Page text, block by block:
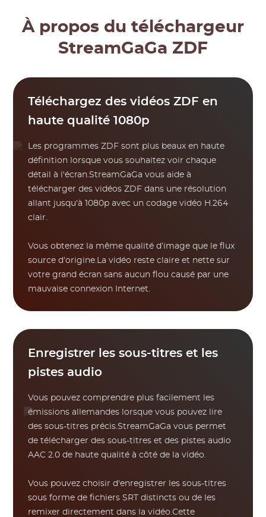
À propos du téléchargeur
StreamGaGa ZDF
Téléchargez des vidéos ZDF en
haute qualité 1080p
Les programmes ZDF sont plus beaux en haute
définition lorsque vous souhaitez voir chaque
détail à l'écran.StreamGaGa vous aide à
télécharger des vidéos ZDF dans une résolution
allant jusqu'à 1080p avec un codage vidéo H.264
clair.
Vous obtenez la même qualité d’image que le flux
source d’origine.La vidéo reste claire et nette sur
votre grand écran sans aucun flou causé par une
mauvaise connexion Internet.
Enregistrer les sous-titres et les
pistes audio
Vous pouvez comprendre plus facilement les
émissions allemandes lorsque vous pouvez lire
des sous-titres précis.StreamGaGa vous permet
de télécharger des sous-titres et des pistes audio
AAC 2.0 de haute qualité à côté de la vidéo.
Vous pouvez choisir d'enregistrer les sous-titres
sous forme de fichiers SRT distincts ou de les
remixer directement dans la vidéo.Cette